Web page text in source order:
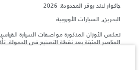
جاكوار لاند روڨر المحدودة: 2026
البحرين, السيارات الأوروبية
تعكس الأوزان المذكورة مواصفات السيارة
العناصر المثبتة بعد نقطة التصنيع في الحمولة.